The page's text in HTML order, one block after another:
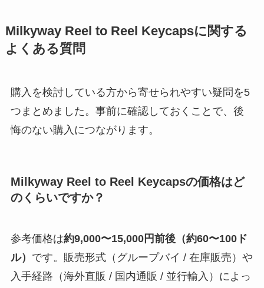
Milkyway Reel to Reel Keycapsに関する
よくある質問
購入を検討している方から寄せられやすい疑問を5
つまとめました。事前に確認しておくことで、後
悔のない購入につながります。
Milkyway Reel to Reel Keycapsの価格はど
のくらいですか？
参考価格は約9,000〜15,000円前後（約60〜100ド
ル） です。販売形式（グループバイ / 在庫販売）や
入手経路（海外直販 / 国内通販 / 並行輸入）によっ